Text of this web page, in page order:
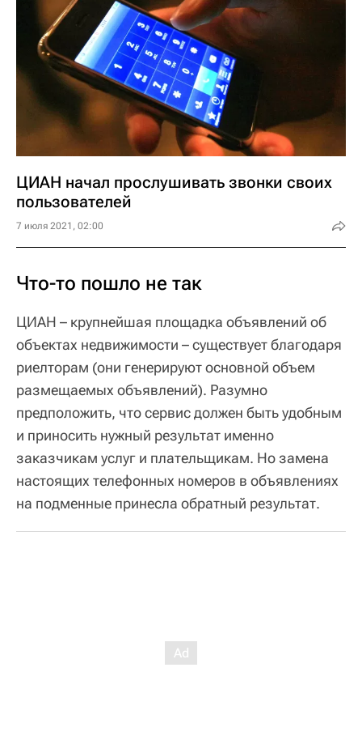
ЦИАН начал прослушивать звонки своих
пользователей
7 июля 2021, 02:00
Что-то пошло не так
ЦИАН – крупнейшая площадка объявлений об
объектах недвижимости – существует благодаря
риелторам (они генерируют основной объем
размещаемых объявлений). Разумно
предположить, что сервис должен быть удобным
и приносить нужный результат именно
заказчикам услуг и плательщикам. Но замена
настоящих телефонных номеров в объявлениях
на подменные принесла обратный результат.